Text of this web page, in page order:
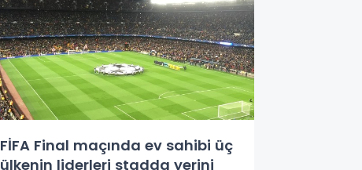
FİFA Final maçında ev sahibi üç
ülkenin liderleri stadda yerini